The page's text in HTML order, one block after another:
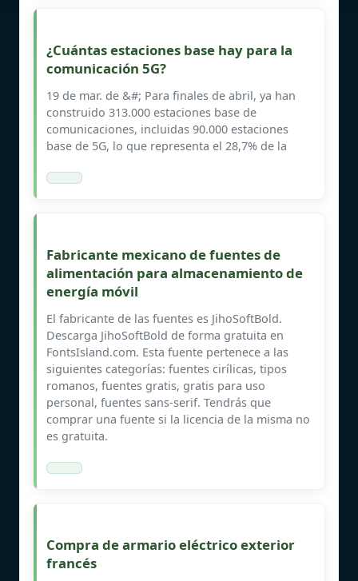
¿Cuántas estaciones base hay para la
comunicación 5G?
19 de mar. de &#; Para finales de abril, ya han
construido 313.000 estaciones base de
comunicaciones, incluidas 90.000 estaciones
base de 5G, lo que representa el 28,7% de la
Fabricante mexicano de fuentes de
alimentación para almacenamiento de
energía móvil
El fabricante de las fuentes es JihoSoftBold.
Descarga JihoSoftBold de forma gratuita en
FontsIsland.com. Esta fuente pertenece a las
siguientes categorías: fuentes cirílicas, tipos
romanos, fuentes gratis, gratis para uso
personal, fuentes sans-serif. Tendrás que
comprar una fuente si la licencia de la misma no
es gratuita.
Compra de armario eléctrico exterior
francés